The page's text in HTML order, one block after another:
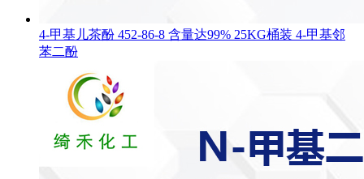
4-甲基儿茶酚 452-86-8 含量达99% 25KG桶装 4-甲基邻
苯二酚